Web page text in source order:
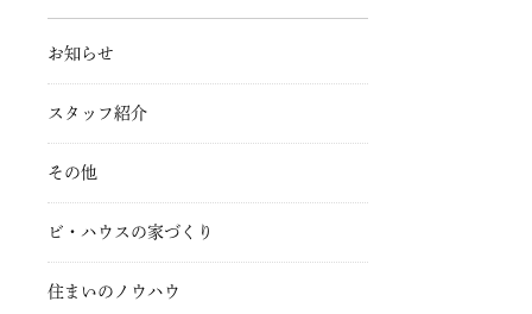
お知らせ
スタッフ紹介
その他
ビ・ハウスの家づくり
住まいのノウハウ